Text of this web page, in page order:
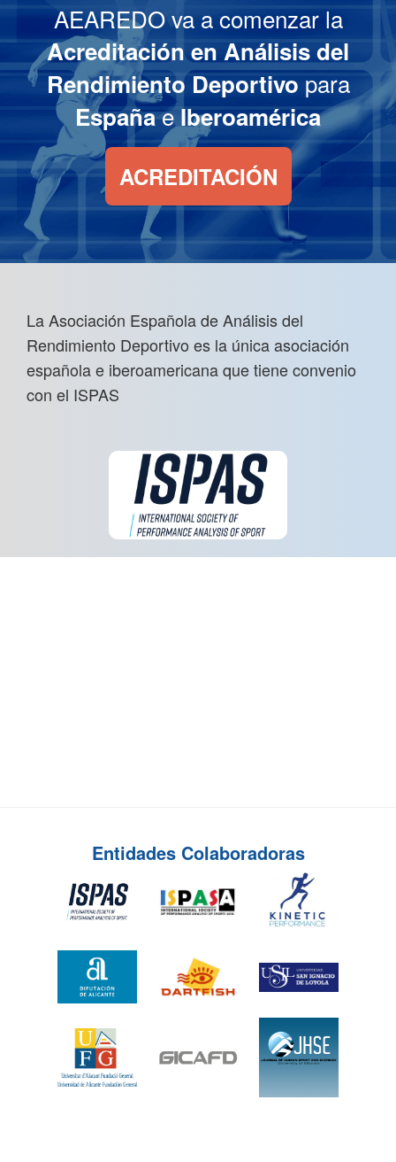
AEAREDO va a comenzar la
Acreditación en Análisis del
Rendimiento Deportivopara
EspañaeIberoamérica
ACREDITACIÓN
La Asociación Española de Análisis del
Rendimiento Deportivo es la única asociación
española e iberoamericana que tiene convenio
con el ISPAS
Entidades Colaboradoras